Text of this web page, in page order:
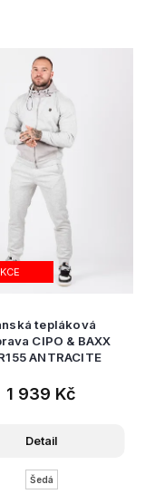
tepláková
CIPO & BAXX
ANTRACITE
1 939 Kč
Detail
Šedá